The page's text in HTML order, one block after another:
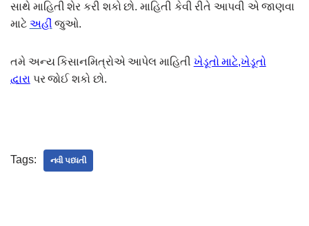
સાથે માહિતી શેર કરી શકો છો. માહિતી કેવી રીતે આપવી એ જાણવા
માટે અહીં જુઓ.
તમે અન્ય કિસાનમિત્રોએ આપેલ માહિતી ખેડૂતો માટે,ખેડૂતો
દ્વારાપર જોઈ શકો છો.
Tags: નવી પધ્ધતી